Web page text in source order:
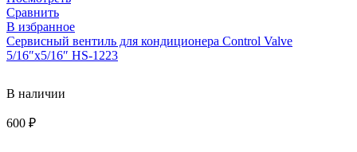
Сравнить
В избранное
Сервисный вентиль для кондиционера Control Valve
5/16″х5/16″ HS-1223
В наличии
600 ₽